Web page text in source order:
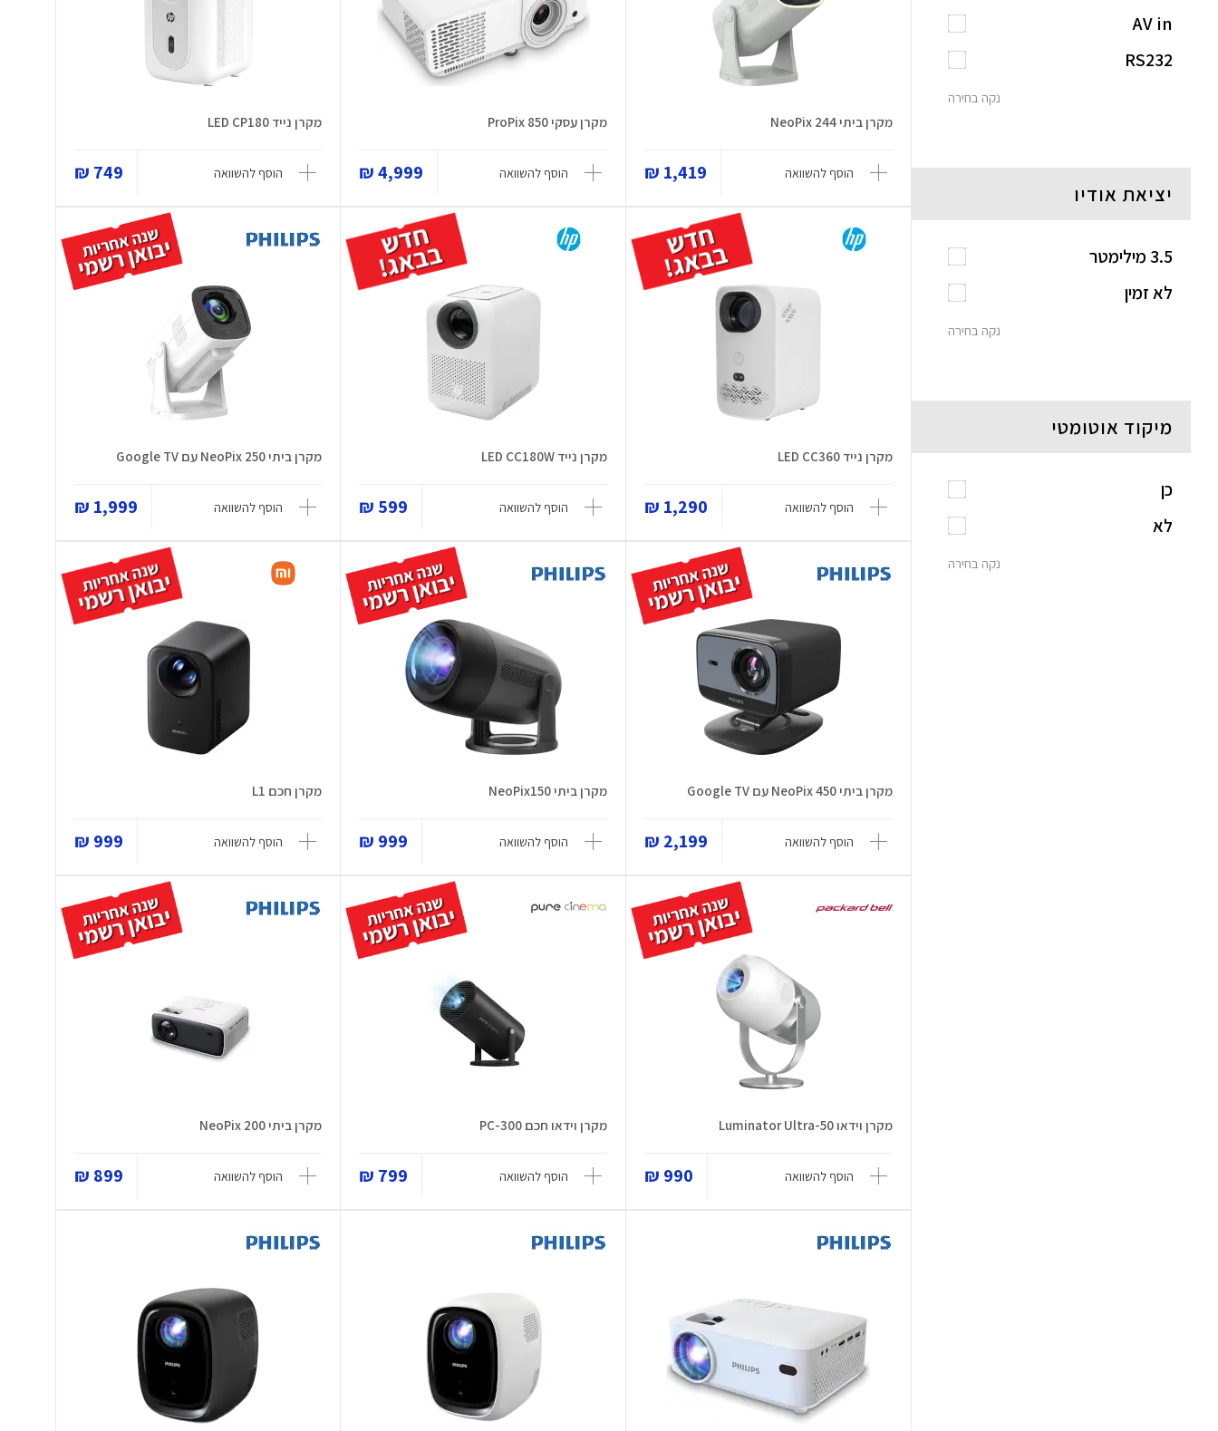
מקרן ביתי NeoPix 244
הוסף להשוואה 1,419 ₪
מקרן עסקי ProPix 850
הוסף להשוואה 4,999 ₪
מקרן נייד LED CP180
הוסף להשוואה 749 ₪
מקרן נייד LED CC360
הוסף להשוואה 1,290 ₪
מקרן נייד LED CC180W
הוסף להשוואה 599 ₪
מקרן ביתי NeoPix 250 עם Google TV
הוסף להשוואה 1,999 ₪
מקרן ביתי NeoPix 450 עם Google TV
הוסף להשוואה 2,199 ₪
מקרן ביתי NeoPix150
הוסף להשוואה 999 ₪
מקרן חכם L1
הוסף להשוואה 999 ₪
מקרן וידאו Luminator Ultra-50
הוסף להשוואה 990 ₪
מקרן וידאו חכם PC-300
הוסף להשוואה 799 ₪
מקרן ביתי NeoPix 200
הוסף להשוואה 899 ₪
AV in
RS232
נקה בחירה
יציאת אודיו
3.5 מילימטר
לא זמין
נקה בחירה
מיקוד אוטומטי
כן
לא
נקה בחירה